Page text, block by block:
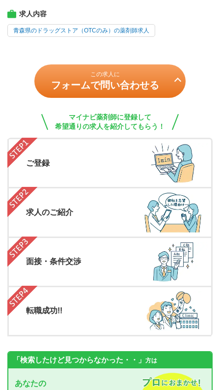
求人内容
青森県のドラッグストア（OTCのみ）の薬剤師求人
この求人に
フォームで問い合わせる
マイナビ薬剤師に登録して
希望通りの求人を紹介してもらう！
ご登録
求人のご紹介
面接・条件交渉
転職成功!!
「検索したけど見つからなかった・・」 方は
あなたの